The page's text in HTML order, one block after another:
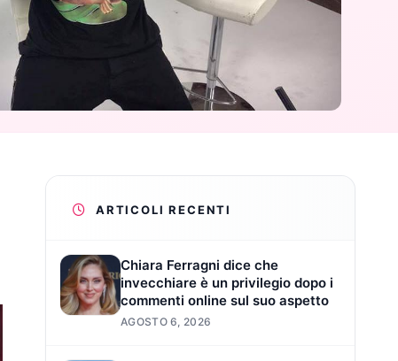
ARTICOLI RECENTI
Chiara Ferragni dice che
invecchiare è un privilegio dopo i
commenti online sul suo aspetto
AGOSTO 6, 2026